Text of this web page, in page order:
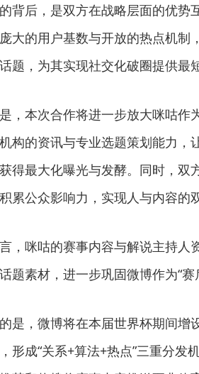
背后，是双方在战略层面的优势
大的用户基数与开放的热点机制
题，为其实现社交化破圈提供最
，本次合作将进一步放大咪咕作
构的资讯与专业选题策划能力，
得最大化曝光与发酵。同时，双
累公众影响力，实现人与内容的
，咪咕的赛事内容与解说主持人
题素材，进一步巩固微博作为“赛
是，微博将在本届世界杯期间增
形成“关系+算法+热点”三重分